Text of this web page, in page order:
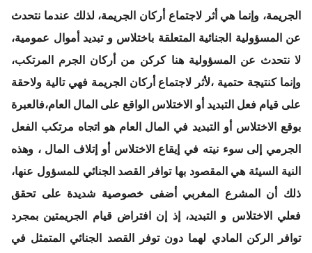
الجريمة، وإنما هي أثر لاجتماع أركان الجريمة، لذلك عندما نتحدث
عن المسؤولية الجنائية المتعلقة باختلاس و تبديد أموال عمومية،
لا نتحدث عن المسؤولية هنا كركن من أركان الجرم المرتكب،
وإنما كنتيجة حتمية ،لأثر لاجتماع أركان الجريمة فهي تالية ولاحقة
على قيام فعل التبديد أو الاختلاس الواقع على المال العام،فالعبرة
بوقع الاختلاس أو التبديد في المال العام هو اتجاه مرتكب الفعل
الجرمي إلى سوء نيته في إيقاع الاختلاس أو إتلاف المال ، وهذه
النية السيئة هي المقصود بها توافر القصد الجنائي للمسؤول عنها،
ذلك أن المشرع المغربي أضفى خصوصية شديدة على تحقق
فعلي الاختلاس و التبديد، إذ إن افتراض قيام الجريمتين بمجرد
توافر الركن المادي لهما دون توفر القصد الجنائي المتمثل في